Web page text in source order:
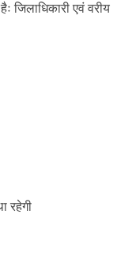
जिलाधिकारी एवं वरीय
रहेगी